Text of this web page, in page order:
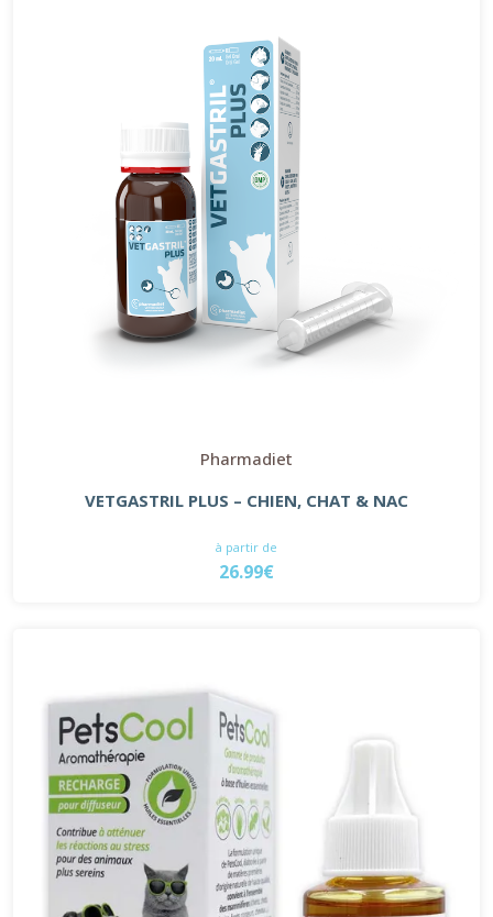
Pharmadiet
VETGASTRIL PLUS – CHIEN, CHAT & NAC
à partir de
26.99€